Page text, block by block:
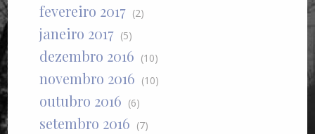
fevereiro 2017 (2)
janeiro 2017 (5)
dezembro 2016 (10)
novembro 2016 (10)
outubro 2016 (6)
setembro 2016 (7)